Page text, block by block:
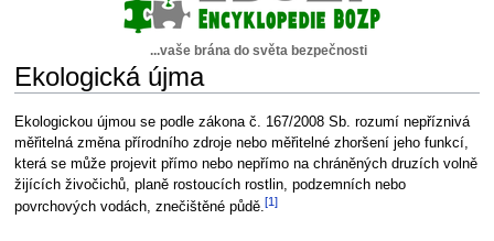
...vaše brána do světa bezpečnosti
Ekologická újma
Skočit
na
navigaci
Skočit
na
vyhledávání
Ekologickou újmou se podle zákona č. 167/2008 Sb. rozumí nepříznivá
měřitelná změna přírodního zdroje nebo měřitelné zhoršení jeho funkcí,
která se může projevit přímo nebo nepřímo na chráněných druzích volně
žijících živočichů, planě rostoucích rostlin, podzemních nebo
povrchových vodách, znečištěné půdě.[1]